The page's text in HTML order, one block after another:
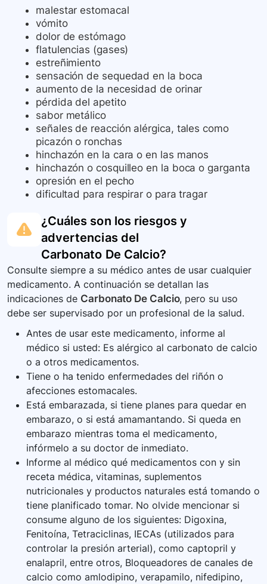
malestar estomacal
vómito
dolor de estómago
flatulencias (gases)
estreñimiento
sensación de sequedad en la boca
aumento de la necesidad de orinar
pérdida del apetito
sabor metálico
señales de reacción alérgica, tales como
picazón o ronchas
hinchazón en la cara o en las manos
hinchazón o cosquilleo en la boca o garganta
opresión en el pecho
dificultad para respirar o para tragar
¿Cuáles son los riesgos y
advertencias del
Carbonato De Calcio?
Consulte siempre a su médico antes de usar cualquier
medicamento. A continuación se detallan las
indicaciones de Carbonato De Calcio, pero su uso
debe ser supervisado por un profesional de la salud.
Antes de usar este medicamento, informe al
médico si usted: Es alérgico al carbonato de calcio
o a otros medicamentos.
Tiene o ha tenido enfermedades del riñón o
afecciones estomacales.
Está embarazada, si tiene planes para quedar en
embarazo, o si está amamantando. Si queda en
embarazo mientras toma el medicamento,
infórmelo a su doctor de inmediato.
Informe al médico qué medicamentos con y sin
receta médica, vitaminas, suplementos
nutricionales y productos naturales está tomando o
tiene planificado tomar. No olvide mencionar si
consume alguno de los siguientes: Digoxina,
Fenitoína, Tetraciclinas, IECAs (utilizados para
controlar la presión arterial), como captopril y
enalapril, entre otros, Bloqueadores de canales de
calcio como amlodipino, verapamilo, nifedipino,